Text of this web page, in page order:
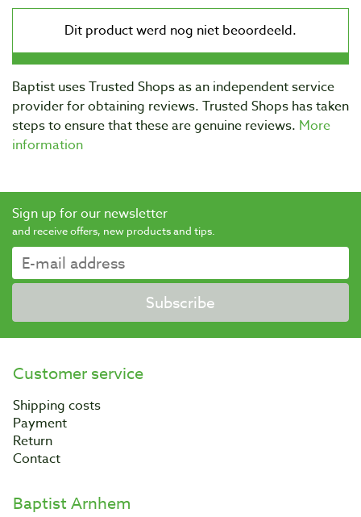
Baptist uses Trusted Shops as an independent service
provider for obtaining reviews. Trusted Shops has taken
steps to ensure that these are genuine reviews. More
information
Sign up for our newsletter
and receive offers, new products and tips.
Subscribe
Customer service
Shipping costs
Payment
Return
Contact
Baptist Arnhem